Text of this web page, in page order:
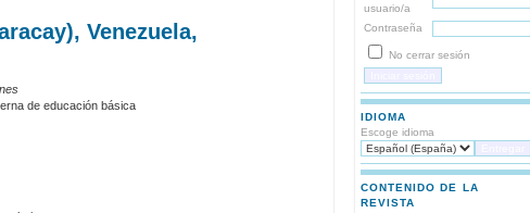
usuario/a
Contraseña
No cerrar sesión
IDIOMA
Escoge idioma
CONTENIDO DE LA
REVISTA
Venezuela,
de educación básica